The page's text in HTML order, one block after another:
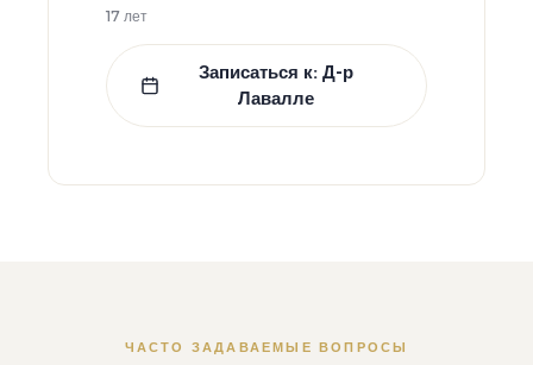
17 лет
Записаться к: Д-р
Лавалле
ЧАСТО ЗАДАВАЕМЫЕ ВОПРОСЫ